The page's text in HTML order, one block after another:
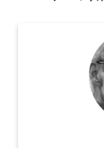
مركزي